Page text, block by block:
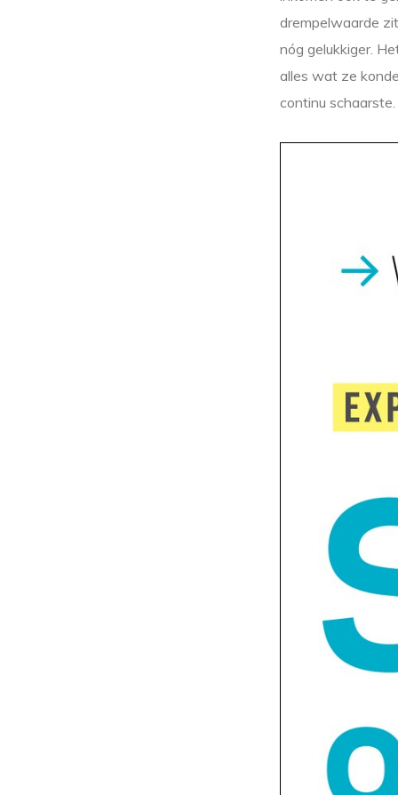
drempelwaarde
nóg gelukkiger.
alles wat ze
continu